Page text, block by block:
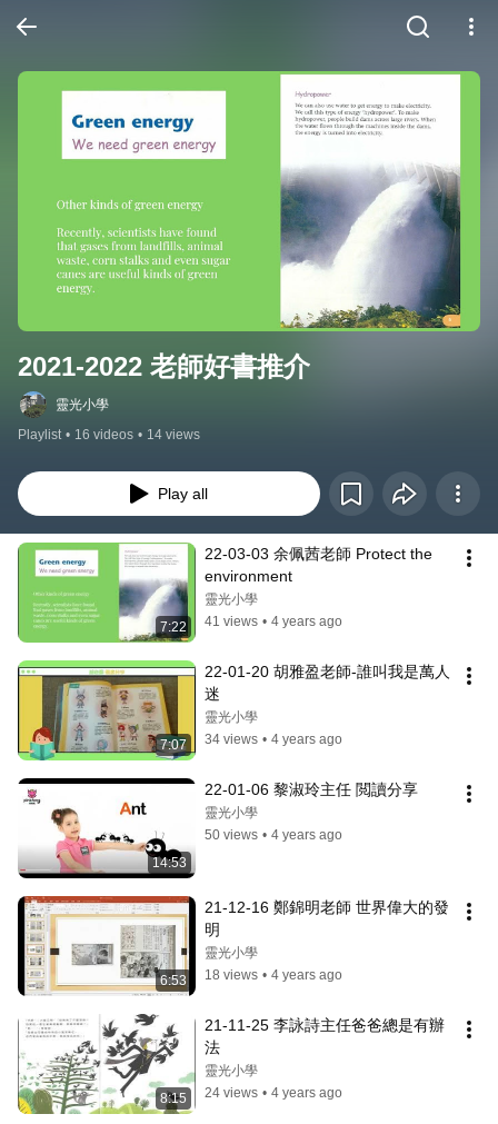
2021-2022 老師好書推介
靈光小學
Playlist • 16 videos • 14 views
Play all
7:22
22-03-03 余佩茜老師 Protect the
environment
靈光小學
41 views • 4 years ago
7:07
22-01-20 胡雅盈老師-誰叫我是萬人
迷
靈光小學
34 views • 4 years ago
14:53
22-01-06 黎淑玲主任 閲讀分享
靈光小學
50 views • 4 years ago
6:53
21-12-16 鄭錦明老師 世界偉大的發
明
靈光小學
18 views • 4 years ago
8:15
21-11-25 李詠詩主任爸爸總是有辦
法
靈光小學
24 views • 4 years ago